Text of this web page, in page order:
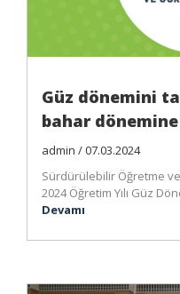
Güz dönemini
bahar
admin / 07.03.2024
Sürdürülebilir Öğretme
2024 Öğretim Yılı Güz
Devamı